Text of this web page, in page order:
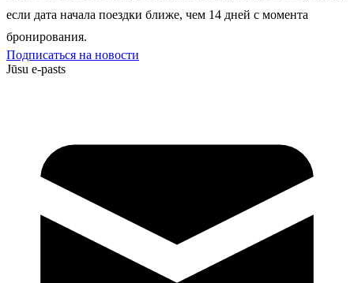
если дата начала поездки ближе, чем 14 дней с момента
бронирования.
Подписаться на новости
Jūsu e-pasts